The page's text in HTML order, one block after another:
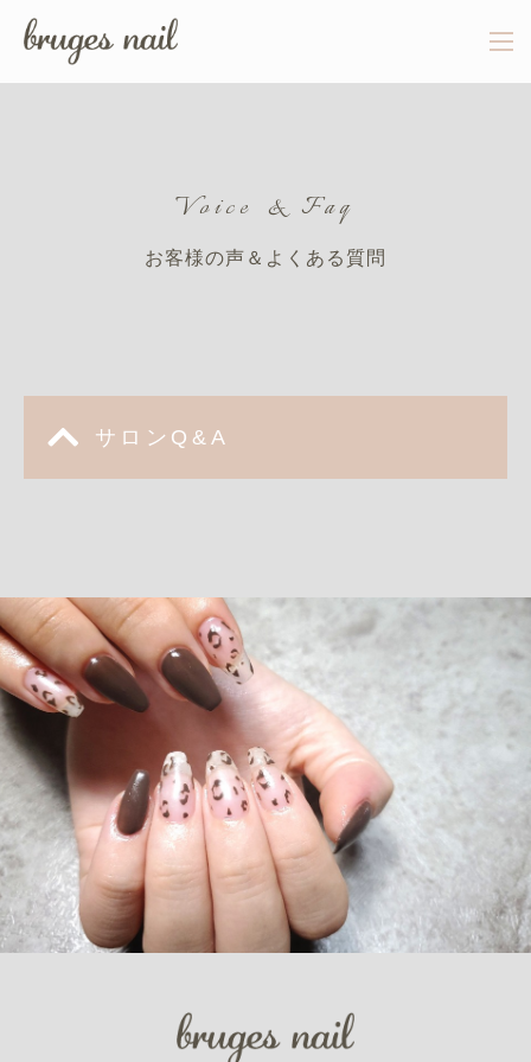
Voice & Faq
お客様の声＆よくある質問
サロンQ&A